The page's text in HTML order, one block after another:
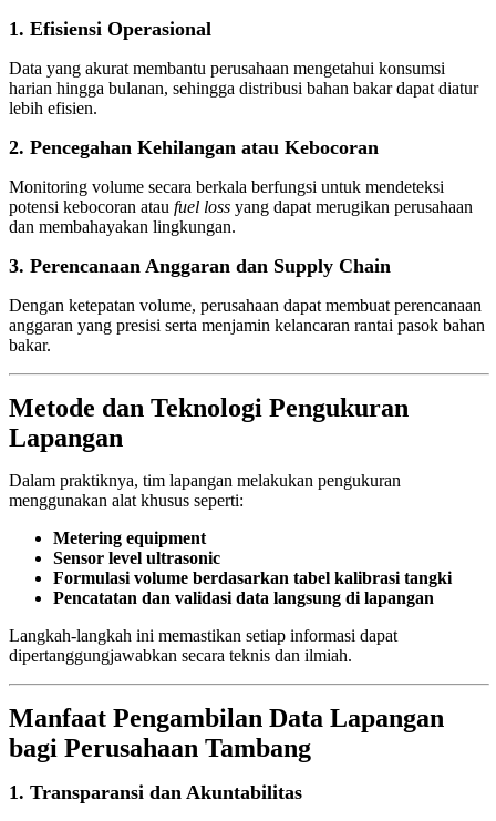
1. Efisiensi Operasional
Data yang akurat membantu perusahaan mengetahui konsumsi
harian hingga bulanan, sehingga distribusi bahan bakar dapat diatur
lebih efisien.
2. Pencegahan Kehilangan atau Kebocoran
Monitoring volume secara berkala berfungsi untuk mendeteksi
potensi kebocoran atau fuel loss yang dapat merugikan perusahaan
dan membahayakan lingkungan.
3. Perencanaan Anggaran dan Supply Chain
Dengan ketepatan volume, perusahaan dapat membuat perencanaan
anggaran yang presisi serta menjamin kelancaran rantai pasok bahan
bakar.
Metode dan Teknologi Pengukuran
Lapangan
Dalam praktiknya, tim lapangan melakukan pengukuran
menggunakan alat khusus seperti:
Metering equipment
Sensor level ultrasonic
Formulasi volume berdasarkan tabel kalibrasi tangki
Pencatatan dan validasi data langsung di lapangan
Langkah-langkah ini memastikan setiap informasi dapat
dipertanggungjawabkan secara teknis dan ilmiah.
Manfaat Pengambilan Data Lapangan
bagi Perusahaan Tambang
1. Transparansi dan Akuntabilitas